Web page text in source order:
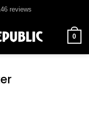
reviews
0